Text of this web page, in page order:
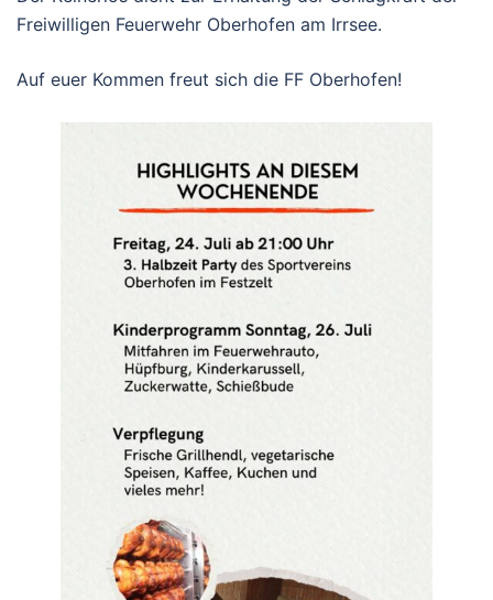
Freiwilligen Feuerwehr Oberhofen am Irrsee.
Auf euer Kommen freut sich die FF Oberhofen!